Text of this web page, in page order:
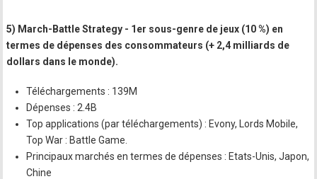
5) March-Battle Strategy - 1er sous-genre de jeux (10 %) en
termes de dépenses des consommateurs (+ 2,4 milliards de
dollars dans le monde).
Téléchargements : 139M
Dépenses : 2.4B
Top applications (par téléchargements) : Evony, Lords Mobile,
Top War : Battle Game.
Principaux marchés en termes de dépenses : Etats-Unis, Japon,
Chine